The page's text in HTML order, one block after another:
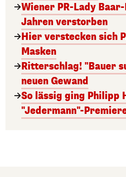
Wiener PR-Lady
Jahren verstorben
Hier verstecken sich
Masken
Ritterschlag! "Bauer
neuen Gewand
So lässig ging Philipp
"Jedermann"-